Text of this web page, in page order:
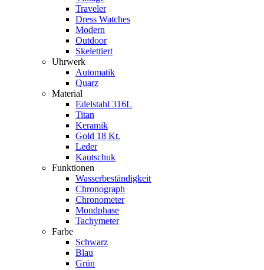
Traveler
Dress Watches
Modern
Outdoor
Skelettiert
Uhrwerk
Automatik
Quarz
Material
Edelstahl 316L
Titan
Keramik
Gold 18 Kt.
Leder
Kautschuk
Funktionen
Wasserbeständigkeit
Chronograph
Chronometer
Mondphase
Tachymeter
Farbe
Schwarz
Blau
Grün